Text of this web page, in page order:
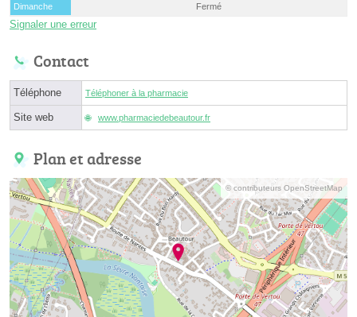
Dimanche
Fermé
Signaler une erreur
Contact
Téléphone Téléphoner à la pharmacie
Site web www.pharmaciedebeautour.fr
Plan et adresse
© contributeurs OpenStreetMap